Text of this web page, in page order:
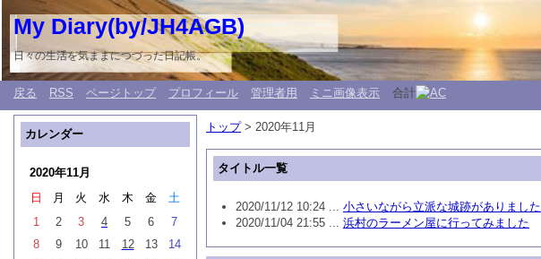
My Diary(by/JH4AGB)
日々の生活を気ままにつづった日記帳。
戻る RSS ページトップ プロフィール 管理者用 ミニ画像表示 合計
トップ> 2020年11月
タイトル一覧
2020/11/12 10:24 ... 小さいながら立派な城跡がありました
2020/11/04 21:55 ... 浜村のラーメン屋に行ってみました
カレンダー
2020年11月
日
月 火 水 木 金
土
1
2 3 4 5 6
7
8
9 10 11 12 13
14